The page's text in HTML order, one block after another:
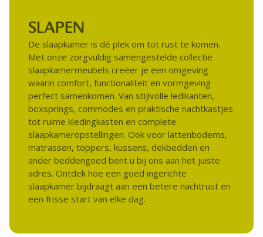
SLAPEN
De slaapkamer is dé plek om tot rust te komen.
Met onze zorgvuldig samengestelde collectie
slaapkamermeubels creëer je een omgeving
waarin comfort, functionaliteit en vormgeving
perfect samenkomen. Van stijlvolle ledikanten,
boxsprings, commodes en praktische nachtkastjes
tot ruime kledingkasten en complete
slaapkameropstellingen. Ook voor lattenbodems,
matrassen, toppers, kussens, dekbedden en
ander beddengoed bent u bij ons aan het juiste
adres. Ontdek hoe een goed ingerichte
slaapkamer bijdraagt aan een betere nachtrust en
een frisse start van elke dag.